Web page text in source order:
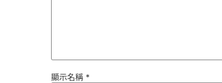
顯示名稱 *